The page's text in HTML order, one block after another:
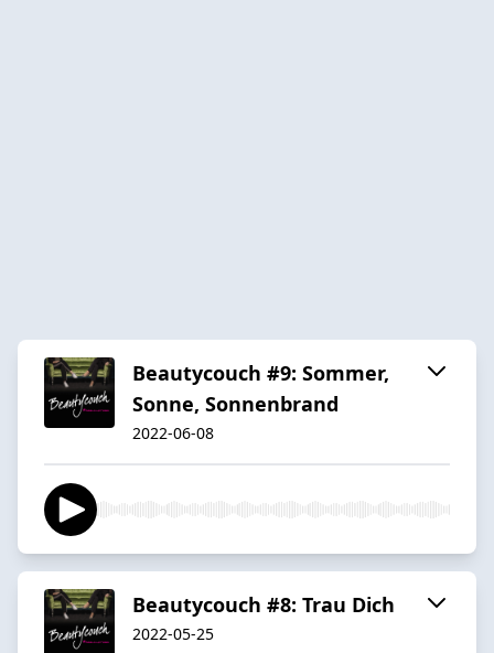
Beautycouch #9: Sommer,
Sonne, Sonnenbrand
2022-06-08
Beautycouch #8: Trau Dich
2022-05-25